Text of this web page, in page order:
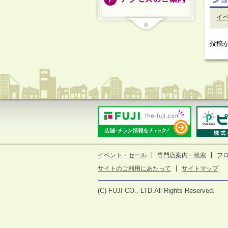
イ
投稿
イベント・セール 専門店案内・検索
フ
サイトのご利用にあたって
サイトマップ
(C) FUJI CO., LTD.All Rights Reserved.